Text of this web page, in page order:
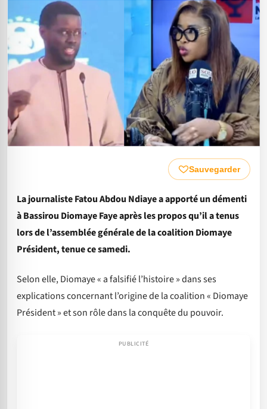
Sauvegarder
La journaliste Fatou Abdou Ndiaye a apporté un démenti
à Bassirou Diomaye Faye après les propos qu’il a tenus
lors de l’assemblée générale de la coalition Diomaye
Président, tenue ce samedi.
Selon elle, Diomaye « a falsifié l’histoire » dans ses
explications concernant l’origine de la coalition « Diomaye
Président » et son rôle dans la conquête du pouvoir.